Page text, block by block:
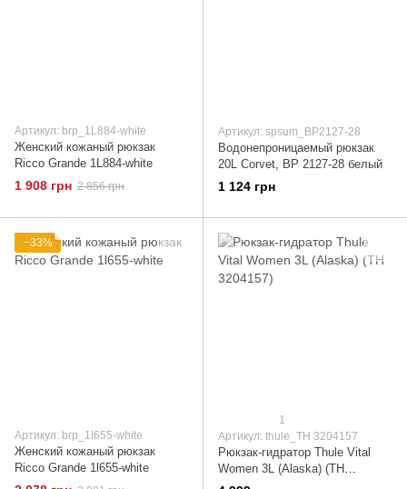
Артикул: brp_1L884-white
Женский кожаный рюкзак
Ricco Grande 1L884-white
1 908 грн 2 856 грн
Артикул: spsum_BP2127-28
Водонепроницаемый рюкзак
20L Corvet, BP 2127-28 белый
1 124 грн
−33%
Артикул: brp_1l655-white
Женский кожаный рюкзак
Ricco Grande 1l655-white
1
Артикул: thule_TH 3204157
Рюкзак-гидратор Thule Vital
Women 3L (Alaska) (TH
3204157)